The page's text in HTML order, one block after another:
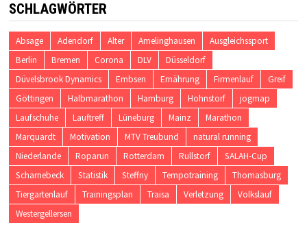
SCHLAGWÖRTER
Absage Adendorf Alter Amelinghausen
Ausgleichssport
Berlin
Bremen Corona DLV
Düsseldorf
Düvelsbrook Dynamics
Embsen Ernährung Firmenlauf
Greif
Göttingen
Halbmarathon Hamburg Hohnstorf
jogmap
Laufschuhe
Lauftreff Lüneburg Mainz
Marathon
Marquardt
Motivation MTV Treubund
natural running
Niederlande
Roparun Rotterdam Rullstorf
SALAH-Cup
Scharnebeck
Statistik Steffny Tempotraining
Thomasburg
Tiergartenlauf
Trainingsplan Traisa Verletzung
Volkslauf
Westergellersen